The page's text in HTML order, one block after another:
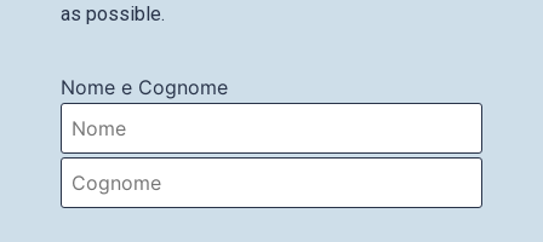
as possible.
Nome e Cognome